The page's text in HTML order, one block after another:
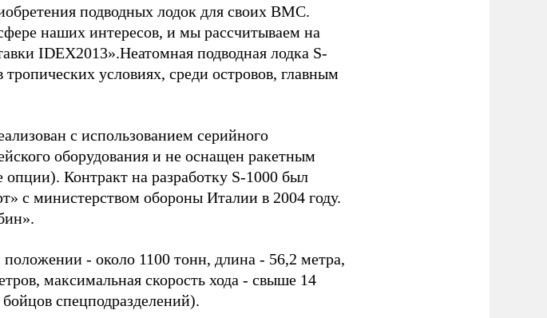
подводных лодок для своих ВМС.
наших интересов, и мы рассчитываем на
IDEX2013».Неатомная подводная лодка S-
условиях, среди островов, главным
с использованием серийного
оборудования и не оснащен ракетным
Контракт на разработку S-1000 был
с министерством обороны Италии в 2004 году.
- около 1100 тонн, длина - 56,2 метра,
максимальная скорость хода - свыше 14
спецподразделений).